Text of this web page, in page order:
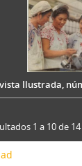
- China Revista
- China Revista
- China Revista
vencerá: Órgano
Cuadernos de
y Transición
Ilustrada,
1 a 10 de 14